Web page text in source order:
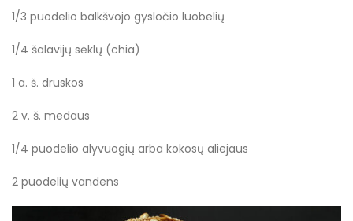
1/3 puodelio balkšvojo gysločio luobelių
1/4 šalavijų sėklų (chia)
1 a. š. druskos
2 v. š. medaus
1/4 puodelio alyvuogių arba kokosų aliejaus
2 puodelių vandens